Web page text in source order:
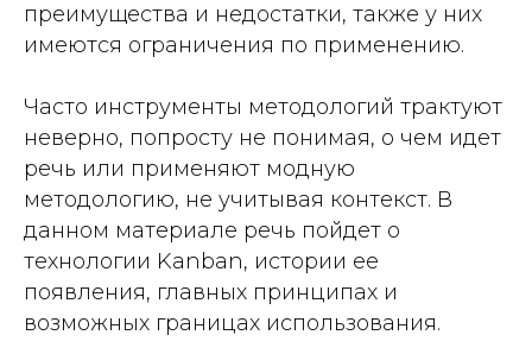
преимущества и недостатки, также у них
имеются ограничения по применению.
Часто инструменты методологий трактуют
неверно, попросту не понимая, о чем идет
речь или применяют модную
методологию, не учитывая контекст. В
данном материале речь пойдет о
технологии Kanban, истории ее
появления, главных принципах и
возможных границах использования.